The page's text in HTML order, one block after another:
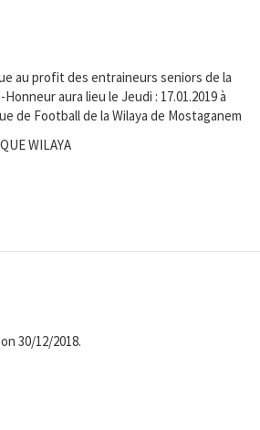
au profit des entraineurs seniors de la
aura lieu le Jeudi : 17.01.2019 à
de Football de la Wilaya de Mostaganem
WILAYA
on 30/12/2018.